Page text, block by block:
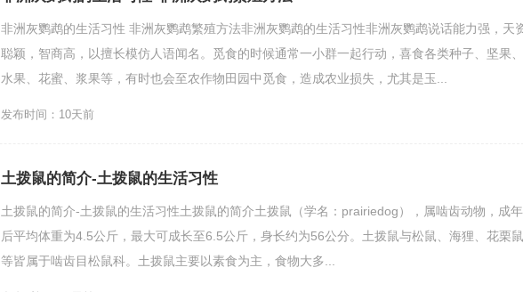
非洲灰鹦鹉的生活习性 非洲灰鹦鹉繁殖方法非洲灰鹦鹉的生活习性非洲灰鹦鹉说话能力强，天
聪颖，智商高，以擅长模仿人语闻名。觅食的时候通常一小群一起行动，喜食各类种子、坚果、
水果、花蜜、浆果等，有时也会至农作物田园中觅食，造成农业损失，尤其是玉...
发布时间：10天前
土拨鼠的简介-土拨鼠的生活习性
土拨鼠的简介-土拨鼠的生活习性土拨鼠的简介土拨鼠（学名：prairiedog），属啮齿动物，成年
后平均体重为4.5公斤，最大可成长至6.5公斤，身长约为56公分。土拨鼠与松鼠、海狸、花栗鼠
等皆属于啮齿目松鼠科。土拨鼠主要以素食为主，食物大多...